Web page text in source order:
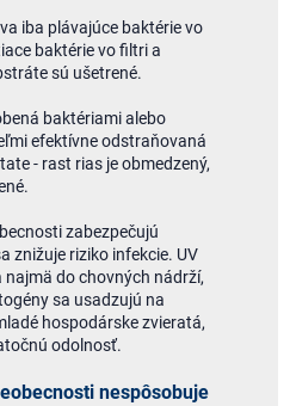
iba plávajúce baktérie vo
baktérie vo filtri a
sú ušetrené.
baktériami alebo
efektívne odstraňovaná
- rast rias je obmedzený,
zabezpečujú
znižuje riziko infekcie. UV
do chovných nádrží,
sa usadzujú na
hospodárske zvieratá,
odolnosť.
nespôsobuje